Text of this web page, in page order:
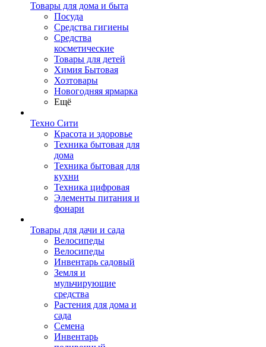
Товары для дома и быта
Посуда
Средства гигиены
Средства
косметические
Товары для детей
Химия Бытовая
Хозтовары
Новогодняя ярмарка
Ещё
Техно Сити
Красота и здоровье
Техника бытовая для
дома
Техника бытовая для
кухни
Техника цифровая
Элементы питания и
фонари
Товары для дачи и сада
Велосипеды
Велосипеды
Инвентарь садовый
Земля и
мульчирующие
средства
Растения для дома и
сада
Семена
Инвентарь